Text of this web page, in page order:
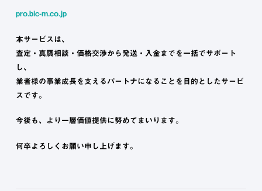
pro.bic-m.co.jp
本サービスは、
査定・真贋相談・価格交渉から発送・入金までを一括でサポート
し、
業者様の事業成長を支えるパートナになることを目的としたサービ
スです。
今後も、より一層価値提供に努めてまいります。
何卒よろしくお願い申し上げます。